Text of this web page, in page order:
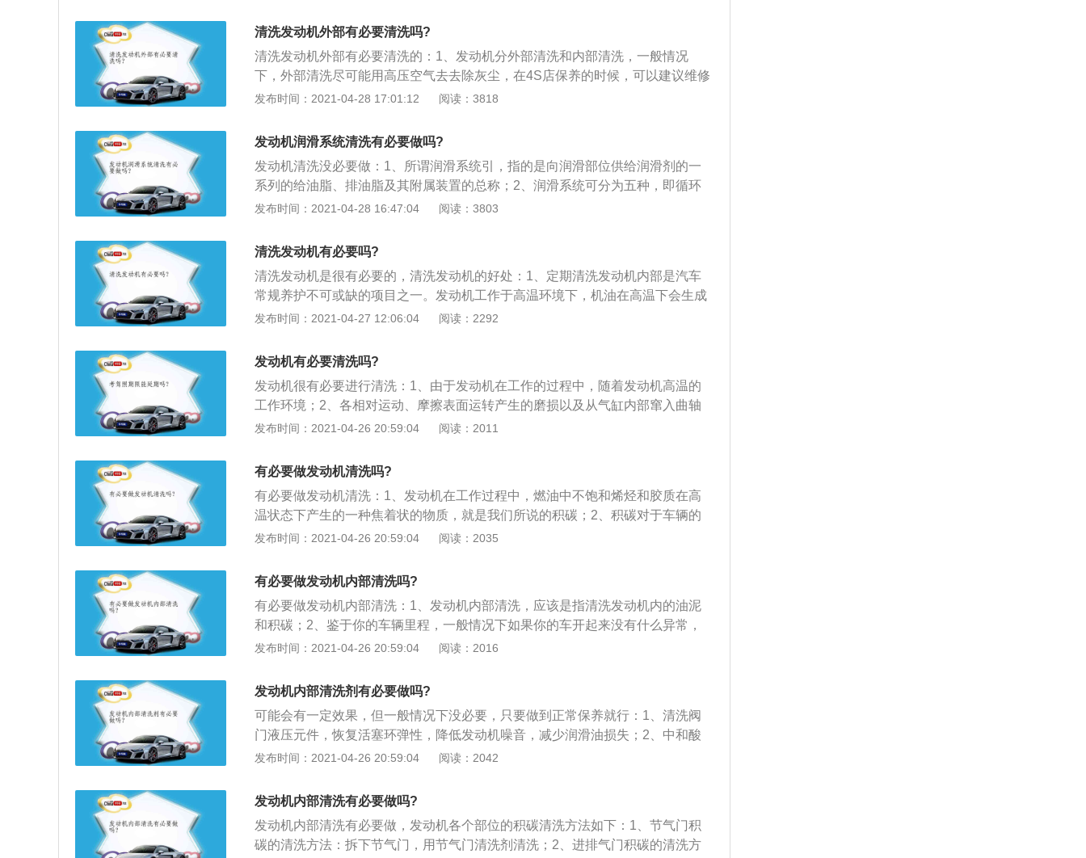
及时处理，避免对电线和管路造成腐蚀。
部清洗一般在车子保养的时候进行，大约20000公里清洗一次，可去除内部的油
腻，减少零部件的磨损和损坏，延长发动机的寿命，建议定期清洗一下。
清洗发动机外部有必要清洗吗?
清洗发动机外部有必要清洗的：1、发动机分外部清洗和内部清洗，一般情况
下，外部清洗尽可能用高压空气去去除灰尘，在4S店保养的时候，可以建议维修
师傅帮你去做；2、如果要用高压水枪洗的话，应该在发动机冷却的时候去冲
部清洗一般在车子保养的时候进行，大约20000公里清洗一次，可去除内部的油
腻，减少零部件的磨损和损坏，延长发动机的寿命，建议定期清洗一下。
发布时间：2021-04-28 17:01:12 阅读：3818
发动机润滑系统清洗有必要做吗?
发动机清洗没必要做：1、所谓润滑系统引，指的是向润滑部位供给润滑剂的一
系列的给油脂、排油脂及其附属装置的总称；2、润滑系统可分为五种，即循环
润滑系统，集中润滑系统，喷雾润滑系统，浸油与飞溅润滑系统，油和脂的全损
定，它总是由几种主要元件如液压泵、油箱、过滤器、冷却装置、加热装置、密
发布时间：2021-04-28 16:47:04 阅读：3803
清洗发动机有必要吗?
清洗发动机是很有必要的，清洗发动机的好处：1、定期清洗发动机内部是汽车
常规养护不可或缺的项目之一。发动机工作于高温环境下，机油在高温下会生成
积碳、胶质，由于我国油品质量相对较差，含硫、磷较多，这些物质窜入发动机
质以及油泥和一些有害物质，从而影响机油的流动性，降低机油对发动机的保
常见的问题，就是在行驶8-10万公里后，发动机出现烧机油现象。造成这种问题
的主要原因就是发动机内部积碳过多，造成活塞环卡死，以及酸性物质腐蚀油封
等橡胶件，从而导致发动机密封不严，机油缺失，严重的会出现冷启动或急加速
发布时间：2021-04-27 12:06:04 阅读：2292
发动机有必要清洗吗?
发动机很有必要进行清洗：1、由于发动机在工作的过程中，随着发动机高温的
工作环境；2、各相对运动、摩擦表面运转产生的磨损以及从气缸内部窜入曲轴
箱内的可燃混合气体，这都将会对机油的性能和品质造成一定的影响；3、而当
动机润滑系统中的油泥堆积，严重时甚至堵塞油道。所以发动机润滑系统是需要
定期进行清洗的。
发布时间：2021-04-26 20:59:04 阅读：2011
有必要做发动机清洗吗?
有必要做发动机清洗：1、发动机在工作过程中，燃油中不饱和烯烃和胶质在高
温状态下产生的一种焦着状的物质，就是我们所说的积碳；2、积碳对于车辆的
影响是非常大的，它会使得尾气排放的污染更严重，油耗增加，严重时甚至会引
必要的。对汽车发动机比较了解的朋友一定知道，发动机长时间运行，都会有一
定的积碳存在，这个是不可避免的。
发布时间：2021-04-26 20:59:04 阅读：2035
有必要做发动机内部清洗吗?
有必要做发动机内部清洗：1、发动机内部清洗，应该是指清洗发动机内的油泥
和积碳；2、鉴于你的车辆里程，一般情况下如果你的车开起来没有什么异常，
尤其里程较短车辆，做发动机的内部清洗几乎是没有必要的；3、平时用车的时
象中那么多积碳。
发布时间：2021-04-26 20:59:04 阅读：2016
发动机内部清洗剂有必要做吗?
可能会有一定效果，但一般情况下没必要，只要做到正常保养就行：1、清洗阀
门液压元件，恢复活塞环弹性，降低发动机噪音，减少润滑油损失；2、中和酸
性物质，防止零件腐蚀，减少发动机磨损；3、减少废气排放，减少空气污染，
发布时间：2021-04-26 20:59:04 阅读：2042
发动机内部清洗有必要做吗?
发动机内部清洗有必要做，发动机各个部位的积碳清洗方法如下：1、节气门积
碳的清洗方法：拆下节气门，用节气门清洗剂清洗；2、进排气门积碳的清洗方